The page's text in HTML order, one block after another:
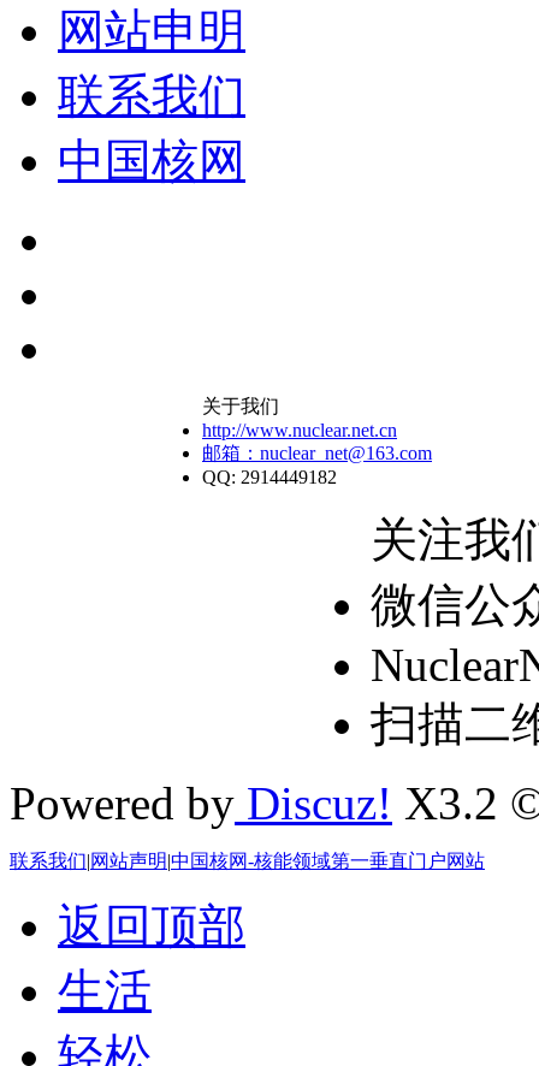
网站申明
联系我们
中国核网
关于我们
http://www.nuclear.net.cn
邮箱：nuclear_net@163.com
QQ: 2914449182
关注我
微信公
扫描二
Powered by Discuz! X3.2
联系我们|网站声明|中国核网-核能领域第一垂直门户网站
返回顶部
生活
轻松